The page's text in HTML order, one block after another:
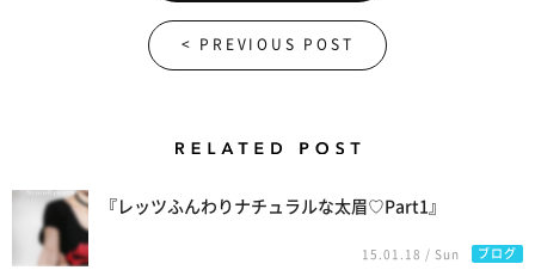
< PREVIOUS POST
『レッツふんわりナチュラルな太眉♡Part1』
15.01.18 / Sun ブログ